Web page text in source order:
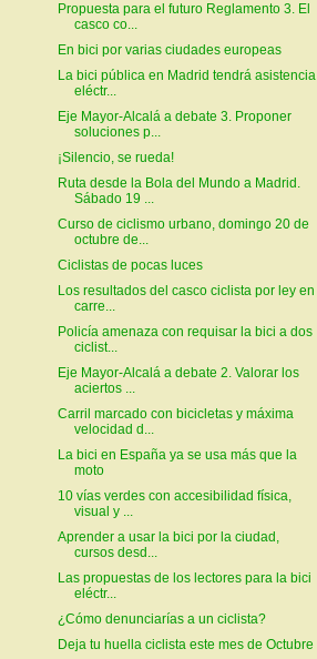
Propuesta para el futuro Reglamento 3. El
casco co...
En bici por varias ciudades europeas
La bici pública en Madrid tendrá asistencia
eléctr...
Eje Mayor-Alcalá a debate 3. Proponer
soluciones p...
¡Silencio, se rueda!
Ruta desde la Bola del Mundo a Madrid.
Sábado 19 ...
Curso de ciclismo urbano, domingo 20 de
octubre de...
Ciclistas de pocas luces
Los resultados del casco ciclista por ley en
carre...
Policía amenaza con requisar la bici a dos
ciclist...
Eje Mayor-Alcalá a debate 2. Valorar los
aciertos ...
Carril marcado con bicicletas y máxima
velocidad d...
La bici en España ya se usa más que la
moto
10 vías verdes con accesibilidad física,
visual y ...
Aprender a usar la bici por la ciudad,
cursos desd...
Las propuestas de los lectores para la bici
eléctr...
¿Cómo denunciarías a un ciclista?
Deja tu huella ciclista este mes de Octubre